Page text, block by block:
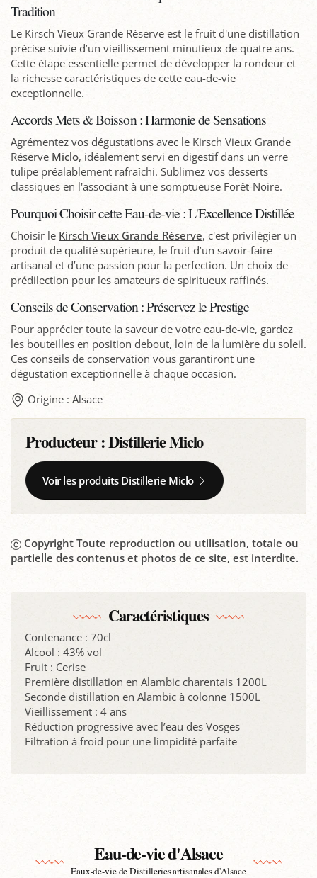
Tradition
Le Kirsch Vieux Grande Réserve est le fruit d'une distillation
précise suivie d’un vieillissement minutieux de quatre ans.
Cette étape essentielle permet de développer la rondeur et
la richesse caractéristiques de cette eau-de-vie
exceptionnelle.
Accords Mets & Boisson : Harmonie de Sensations
Agrémentez vos dégustations avec le Kirsch Vieux Grande
Réserve Miclo, idéalement servi en digestif dans un verre
tulipe préalablement rafraîchi. Sublimez vos desserts
classiques en l'associant à une somptueuse Forêt-Noire.
Pourquoi Choisir cette Eau-de-vie : L'Excellence Distillée
Choisir le Kirsch Vieux Grande Réserve, c'est privilégier un
produit de qualité supérieure, le fruit d’un savoir-faire
artisanal et d’une passion pour la perfection. Un choix de
prédilection pour les amateurs de spiritueux raffinés.
Conseils de Conservation : Préservez le Prestige
Pour apprécier toute la saveur de votre eau-de-vie, gardez
les bouteilles en position debout, loin de la lumière du soleil.
Ces conseils de conservation vous garantiront une
dégustation exceptionnelle à chaque occasion.
Origine : Alsace
Producteur :Distillerie Miclo
Voir les produits Distillerie Miclo
Copyright Toute reproduction ou utilisation, totale ou
partielle des contenus et photos de ce site, est interdite.
Caractéristiques
Contenance : 70cl
Alcool : 43% vol
Fruit : Cerise
Première distillation en Alambic charentais 1200L
Seconde distillation en Alambic à colonne 1500L
Vieillissement : 4 ans
Réduction progressive avec l­’eau des Vosges
Filtration à froid pour une limpidité parfaite
Eau-de-vie d'Alsace
Eaux-de-vie de Distilleries artisanales d'Alsace